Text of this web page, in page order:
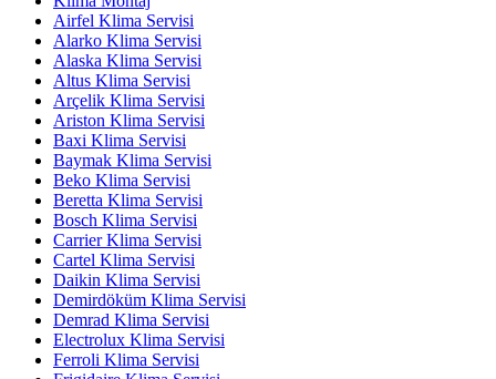
Airfel Klima Servisi
Alarko Klima Servisi
Alaska Klima Servisi
Altus Klima Servisi
Arçelik Klima Servisi
Ariston Klima Servisi
Baxi Klima Servisi
Baymak Klima Servisi
Beko Klima Servisi
Beretta Klima Servisi
Bosch Klima Servisi
Carrier Klima Servisi
Cartel Klima Servisi
Daikin Klima Servisi
Demirdöküm Klima Servisi
Demrad Klima Servisi
Electrolux Klima Servisi
Ferroli Klima Servisi